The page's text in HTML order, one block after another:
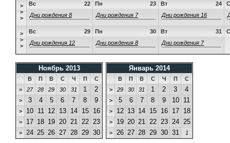
>
>
>
22
Вс
Дни рождения 8
23
Пн
Дни рождения 7
24
Вт
Дни рождения 16
>
>
>
29
Вс
Дни рождения 12
30
Пн
Дни рождения 8
31
Вт
Дни рождения 7
Ноябрь 2013
В П В С Ч П
С
>
27 28 29 30 31 1 2
> 3 4 5 6 7 8 9
> 10 11 12 13 14 15 16
> 17 18 19 20 21 22 23
> 24 25 26 27 28 29 30
Январь 2014
В П В С Ч П
С
>
29 30 31 1 2 3 4
> 5 6 7 8 9 10 11
> 12 13 14 15 16 17 18
> 19 20 21 22 23 24 25
> 26 27 28 29 30 31 1